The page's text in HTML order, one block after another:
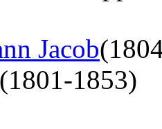
Jacob
(1801-1853)